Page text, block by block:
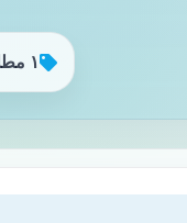
۱ مطلب